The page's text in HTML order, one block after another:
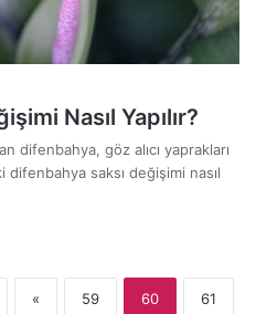
Nasıl Yapılır?
difenbahya, göz alıcı yaprakları
saksı değişimi nasıl
« 59 60 61